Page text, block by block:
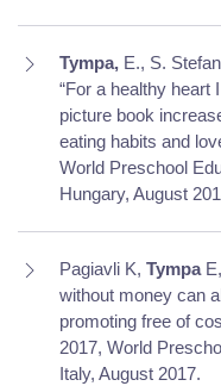
Tympa, E., S.
“For a healthy heart
picture book
eating habits and
World Preschool
Hungary, August
Pagiavli K, TympaE,
without money can
promoting free of
2017, World
Italy, August 2017.